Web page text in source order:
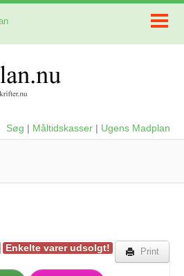
Søg | Måltidskasser | Ugens Madplan
Enkelte varer udsolgt! Print